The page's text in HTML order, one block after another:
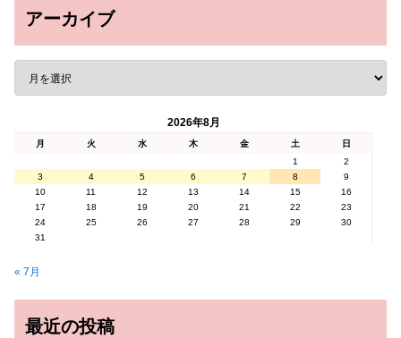
アーカイブ
2026年8月
月 火 水 木 金 土
日
1
2
3
4 5 6 7 8
9
10
11 12 13 14 15
16
17
18 19 20 21 22
23
24
25 26 27 28 29
30
31
« 7月
最近の投稿